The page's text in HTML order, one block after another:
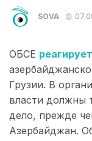
SOVA
ОБСЕ реагирует
Грузии. В
власти должны
дело, прежде
Азербайджан.